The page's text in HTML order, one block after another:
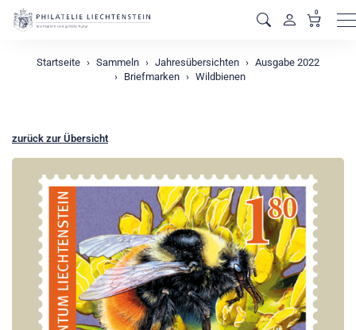
0
Startseite Sammeln Jahresübersichten
Ausgabe 2022
Briefmarken
Wildbienen
zurück zur Übersicht